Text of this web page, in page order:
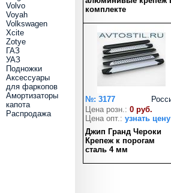
комплекте
№: 3177
Цена розн.: 0 руб.
Цена опт.: узнать цену
Джип Гранд Чероки
Крепеж к порогам
сталь 4 мм
Volvo
Voyah
Volkswagen
Xcite
Zotye
ГАЗ
УАЗ
Подножки
Аксессуары
для фаркопов
Амортизаторы
капота
Распродажа